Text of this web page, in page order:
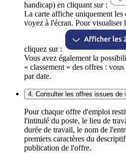
handicap) en cliquant sur :
La carte affiche uniquement
voyez à l'écran. Pour visualiser
cliquez sur :
Vous avez également la
« classement » des offres :
par date.
4. Consulter les offres issues de
Pour chaque offre d'emploi
l'intitulé du poste, le lieu de
durée de travail, le nom de
premiers caractères du
publication de l'offre.